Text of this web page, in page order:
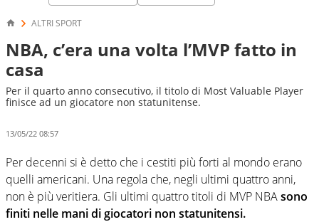
ALTRI SPORT
NBA, c’era una volta l’MVP fatto in
casa
Per il quarto anno consecutivo, il titolo di Most Valuable Player
finisce ad un giocatore non statunitense.
13/05/22 08:57
Per decenni si è detto che i cestiti più forti al mondo erano
quelli americani. Una regola che, negli ultimi quattro anni,
non è più veritiera. Gli ultimi quattro titoli di MVP NBAsono
finiti nelle mani di giocatori non statunitensi.